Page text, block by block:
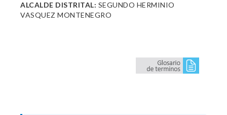
ALCALDE DISTRITAL: SEGUNDO HERMINIO
VASQUEZ MONTENEGRO